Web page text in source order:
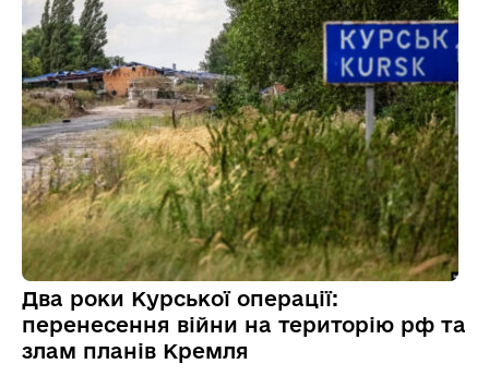
Два роки Курської операції:
перенесення війни на територію рф та
злам планів Кремля